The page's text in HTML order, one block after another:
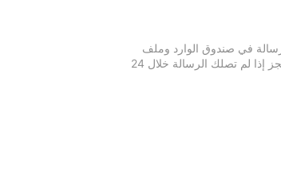
في صندوق الوارد وملف
الرسائل غير المرغوبة في بريدك الإلكتروني. يرجى التواصل مع مكان الإقامة للتأكد من إلغاء الحجز إذا لم تصلك الرسالة خلال 24